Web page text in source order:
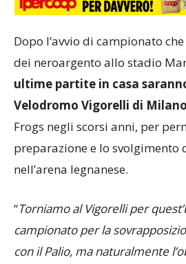
Dopo l’avvio di campionato
dei neroargento allo stadio
ultime partite in casa
Velodromo Vigorelli di Milano
Frogs negli scorsi anni, per
preparazione e lo svolgimento
nell’arena legnanese.
“Torniamo al Vigorelli per
campionato per la
con il Palio, ma naturalmente